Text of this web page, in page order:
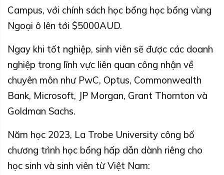
Campus, với chính sách học bổng học bổng vùng
Ngoại ô lên tới $5000AUD.
Ngay khi tốt nghiệp, sinh viên sẽ được các doanh
nghiệp trong lĩnh vực liên quan công nhận về
chuyên môn như PwC, Optus, Commonwealth
Bank, Microsoft, JP Morgan, Grant Thornton và
Goldman Sachs.
Năm học 2023, La Trobe University công bố
chương trình học bổng hấp dẫn dành riêng cho
học sinh và sinh viên từ Việt Nam: